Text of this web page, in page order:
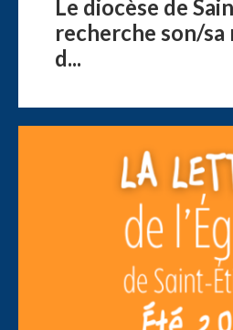
Le diocèse de
recherche son/sa
d...